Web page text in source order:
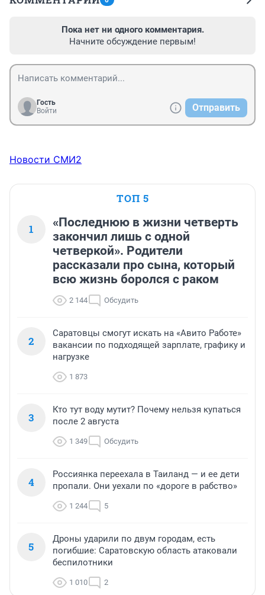
Пока нет ни одного комментария.
Начните обсуждение первым!
Гость
Войти
Отправить
Новости СМИ2
ТОП 5
1
«Последнюю в жизни четверть
закончил лишь с одной
четверкой». Родители
рассказали про сына, который
всю жизнь боролся с раком
2 144 Обсудить
2
Саратовцы смогут искать на «Авито Работе»
вакансии по подходящей зарплате, графику и
нагрузке
1 873
3
Кто тут воду мутит? Почему нельзя купаться
после 2 августа
1 349 Обсудить
4
Россиянка переехала в Таиланд — и ее дети
пропали. Они уехали по «дороге в рабство»
1 244 5
5
Дроны ударили по двум городам, есть
погибшие: Саратовскую область атаковали
беспилотники
1 010 2